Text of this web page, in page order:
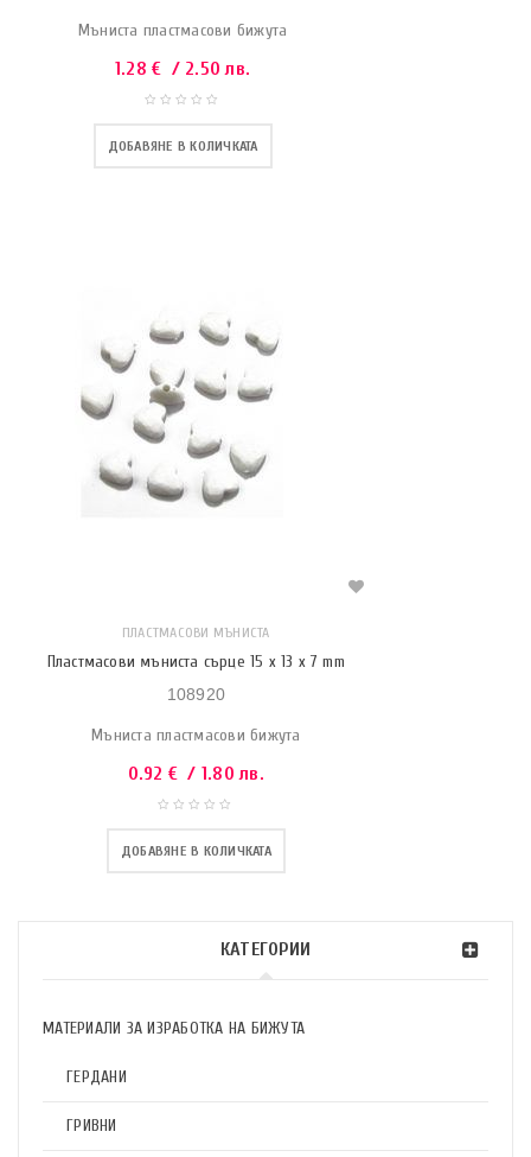
КАТЕГОРИИ
МАТЕРИАЛИ ЗА ИЗРАБОТКА НА БИЖУТА
ГЕРДАНИ
ГРИВНИ
Мъниста пластмасови бижута
1.28€ / 2.50 лв.
ДОБАВЯНЕ В КОЛИЧКАТА
ПЛАСТМАСОВИ МЪНИСТА
Пластмасови мъниста сърце 15 x 13 x 7 mm
108920
Мъниста пластмасови бижута
0.92 € / 1.80 лв.
ДОБАВЯНЕ В КОЛИЧКАТА